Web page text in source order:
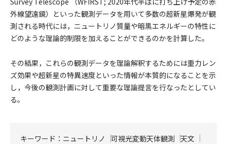
外線望遠鏡）といった観測データを用いて多数の超新星爆発が観
測される時代には，ニュートリノ質量や暗黒エネルギーの特性に
どのような理論的制限を加えることができるのかを計算した。
その結果，これらの観測データを理論解釈するためには重力レン
ズ効果や超新星の特異速度といった情報が本質的になることを示
し，今後の観測計画に対して重要な理論提言を行なったとしてい
る。
キーワード： ニュートリノ 可視光変動天体観測 天文